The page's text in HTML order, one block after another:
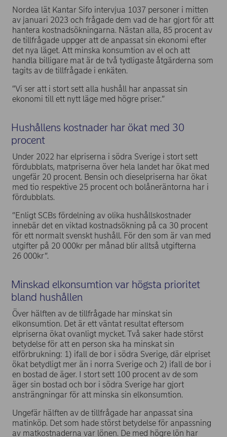
Nordea lät Kantar Sifo intervjua 1037 personer i mitten
av januari 2023 och frågade dem vad de har gjort för att
hantera kostnadsökningarna. Nästan alla, 85 procent av
de tillfrågade uppger att de anpassat sin ekonomi efter
det nya läget. Att minska konsumtion av el och att
handla billigare mat är de två tydligaste åtgärderna som
tagits av de tillfrågade i enkäten.
”Vi ser att i stort sett alla hushåll har anpassat sin
ekonomi till ett nytt läge med högre priser.”
Hushållens kostnader har ökat med 30
procent
Under 2022 har elpriserna i södra Sverige i stort sett
fördubblats, matpriserna över hela landet har ökat med
ungefär 20 procent. Bensin och dieselpriserna har ökat
med tio respektive 25 procent och bolåneräntorna har i
fördubblats.
”Enligt SCBs fördelning av olika hushållskostnader
innebär det en viktad kostnadsökning på ca 30 procent
för ett normalt svenskt hushåll. För den som är van med
utgifter på 20 000kr per månad blir alltså utgifterna
26 000kr”.
Minskad elkonsumtion var högsta prioritet
bland hushållen
Över hälften av de tillfrågade har minskat sin
elkonsumtion. Det är ett väntat resultat eftersom
elpriserna ökat ovanligt mycket. Två saker hade störst
betydelse för att en person ska ha minskat sin
elförbrukning: 1) ifall de bor i södra Sverige, där elpriset
ökat betydligt mer än i norra Sverige och 2) ifall de bor i
en bostad de äger. I stort sett 100 procent av de som
äger sin bostad och bor i södra Sverige har gjort
ansträngningar för att minska sin elkonsumtion.
Ungefär hälften av de tillfrågade har anpassat sina
matinköp. Det som hade störst betydelse för anpassning
av matkostnaderna var lönen. De med högre lön har